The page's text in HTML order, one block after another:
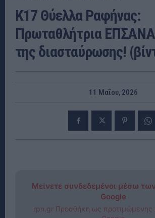
Κ17 Θύελλα Ραφήνας:
Πρωταθλήτρια
της διασταύρωσης!
11 Μαΐου, 2026
Μείνετε συνδεδεμένοι μέσω
Google
rpn.gr Προσθήκη ως προτιμώμενης